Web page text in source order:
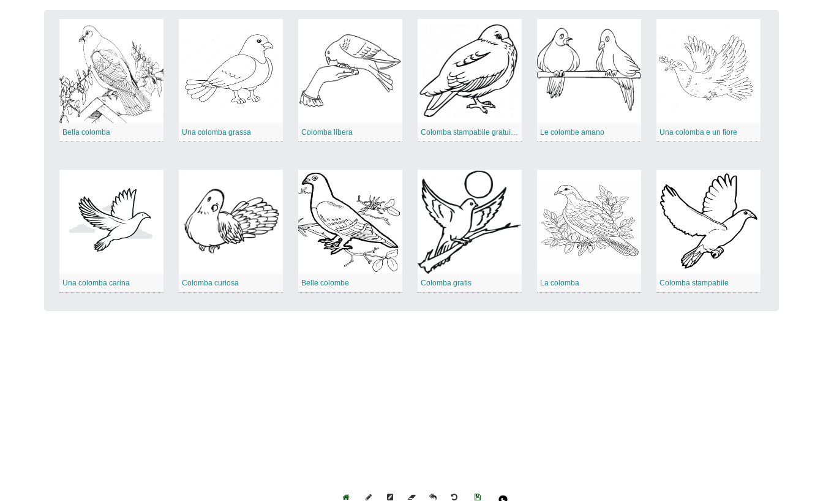
Bella colomba Una colomba grassa Colomba libera Colomba stampabile gratuitamente Le colombe amano Una colomba e un fiore
Una colomba carina Colomba curiosa Belle colombe Colomba gratis La colomba Colomba stampabile